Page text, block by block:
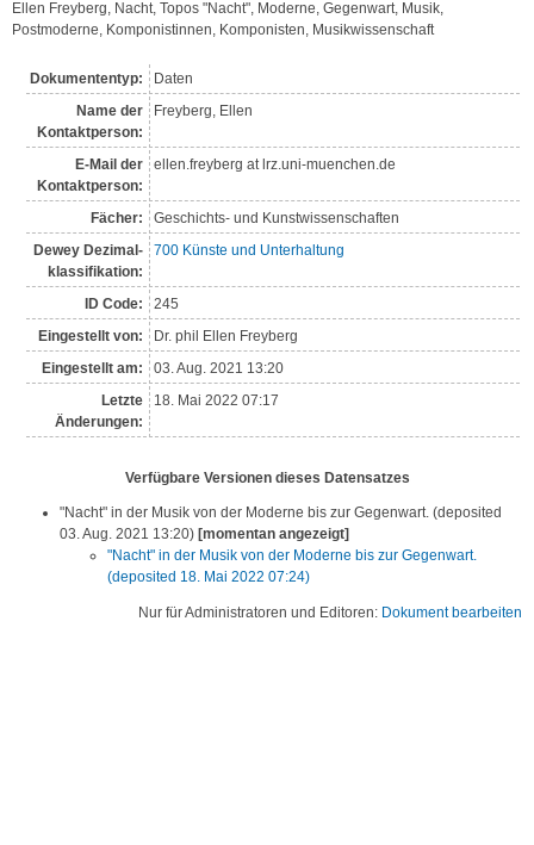
Ellen Freyberg, Nacht, Topos "Nacht", Moderne, Gegenwart, Musik,
Postmoderne, Komponistinnen, Komponisten, Musikwissenschaft
Dokumententyp:
Daten
Name der
Kontakt­person:
Freyberg, Ellen
E-Mail der
Kontaktperson:
ellen.freyberg at lrz.uni-muenchen.de
Fächer:
Geschichts- und Kunstwissenschaften
Dewey Dezimal­
klassi­fikation:
700 Künste und Unterhaltung
ID Code:
245
Eingestellt von:
Dr. phil Ellen Freyberg
Eingestellt am:
03. Aug. 2021 13:20
Letzte
Änderungen:
18. Mai 2022 07:17
Verfügbare Versionen dieses Datensatzes
"Nacht" in der Musik von der Moderne bis zur Gegenwart. (deposited
03. Aug. 2021 13:20) [momentan angezeigt]
"Nacht" in der Musik von der Moderne bis zur Gegenwart.
(deposited 18. Mai 2022 07:24)
Nur für Administratoren und Editoren: Dokument bearbeiten